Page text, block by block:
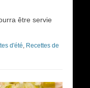
être servie
d'été Recettes de